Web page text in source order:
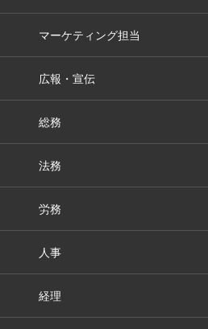
マーケティング担当
広報・宣伝
総務
法務
労務
人事
経理